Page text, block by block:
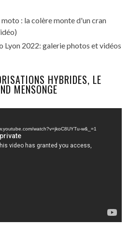
: la colère monte d'un cran
Lyon 2022: galerie photos et vidéos
HYBRIDES, LE
MENSONGE
watch?v=jkoC8UYTu-w&_=1